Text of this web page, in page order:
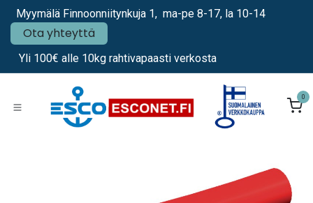
Siirry sisältöön
Myymälä Finnoonniitynkuja 1, ma-pe 8-17, la 10-14
Ota yhteyttä
Yli 100€ alle 10kg rahtivapaasti verkosta
0